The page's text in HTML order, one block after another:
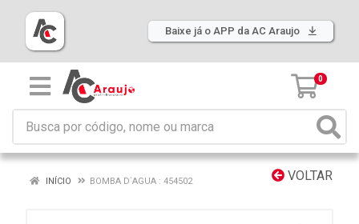
Baixe já o APP da AC Araujo
0
VOLTAR
INÍCIO BOMBA D`AGUA : 454502